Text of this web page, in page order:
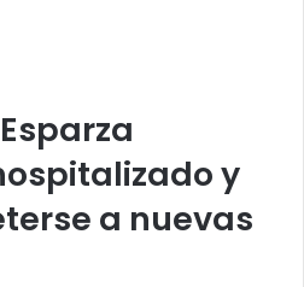
y
a nuevas